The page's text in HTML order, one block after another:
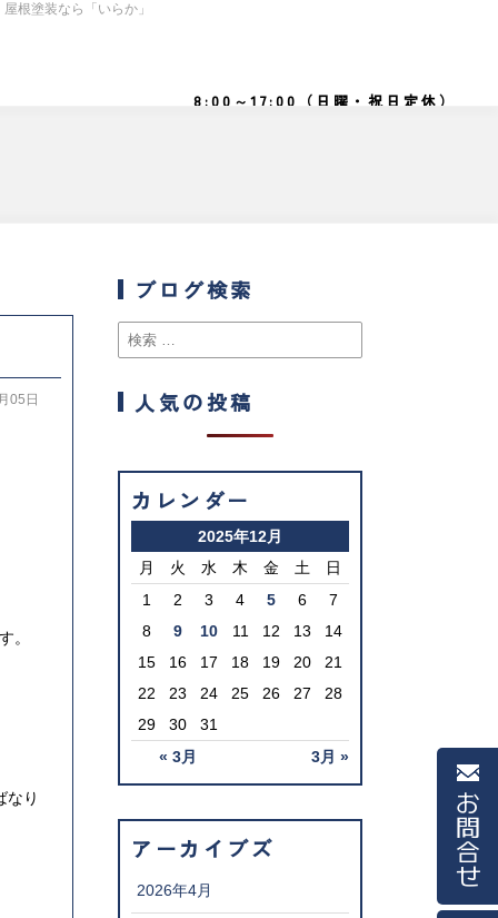
根塗装なら「いらか」
お問合せ
8:00～17:00（日曜・祝日定休）
05日
。
なり
ブログ検索
人気の投稿
カレンダー
2025年12月
月
火 水 木 金 土 日
« 3月 3月 »
1 2 3 4 5 6
7
8
9 10 11 12 13
14
15
16 17 18 19 20
21
22
23 24 25 26 27
28
29
30 31
アーカイブズ
2026年4月